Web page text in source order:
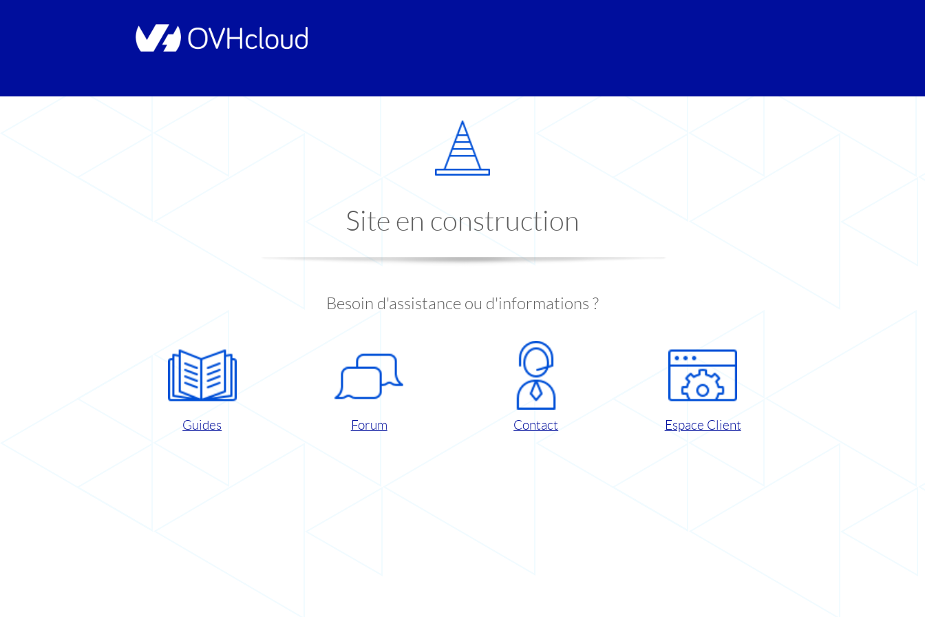
Site en construction
Besoin d'assistance ou d'informations ?
Guides Forum Contact Espace Client